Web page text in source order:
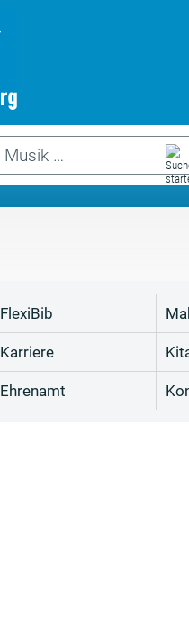
Das
FlexiBib
Karriere
Ehrenamt